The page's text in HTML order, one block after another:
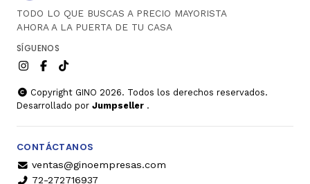
TODO LO QUE BUSCAS A PRECIO MAYORISTA
AHORA A LA PUERTA DE TU CASA
SÍGUENOS
Copyright GINO 2026. Todos los derechos reservados.
Desarrollado por Jumpseller .
CONTÁCTANOS
ventas@ginoempresas.com
72-272716937